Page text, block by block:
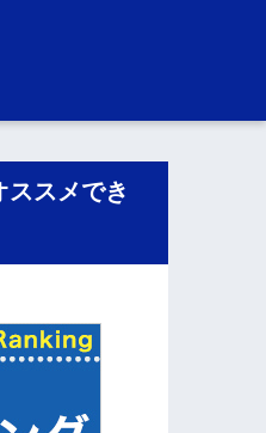
スメでき